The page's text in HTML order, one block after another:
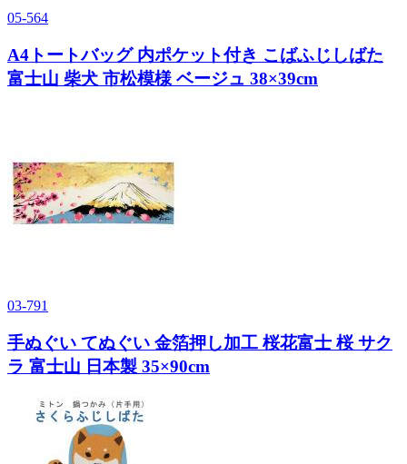
05-564
A4トートバッグ 内ポケット付き こばふじしばた
富士山 柴犬 市松模様 ベージュ 38×39cm
03-791
手ぬぐい てぬぐい 金箔押し加工 桜花富士 桜 サク
ラ 富士山 日本製 35×90cm